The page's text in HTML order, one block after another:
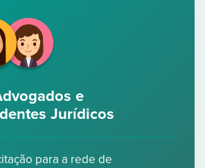
e
Jurídicos
para a rede de